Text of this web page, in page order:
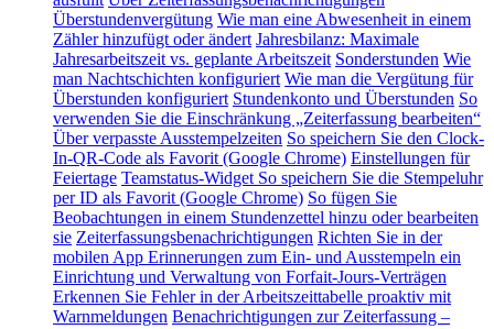
Überstundenvergütung Wie man eine Abwesenheit in einem
Zähler hinzufügt oder ändert Jahresbilanz: Maximale
Jahresarbeitszeit vs. geplante Arbeitszeit Sonderstunden Wie
man Nachtschichten konfiguriert Wie man die Vergütung für
Überstunden konfiguriert Stundenkonto und Überstunden So
verwenden Sie die Einschränkung „Zeiterfassung bearbeiten“
Über verpasste Ausstempelzeiten So speichern Sie den Clock-
In-QR-Code als Favorit (Google Chrome) Einstellungen für
Feiertage Teamstatus-Widget So speichern Sie die Stempeluhr
per ID als Favorit (Google Chrome) So fügen Sie
Beobachtungen in einem Stundenzettel hinzu oder bearbeiten
sie Zeiterfassungsbenachrichtigungen Richten Sie in der
mobilen App Erinnerungen zum Ein- und Ausstempeln ein
Einrichtung und Verwaltung von Forfait-Jours-Verträgen
Erkennen Sie Fehler in der Arbeitszeittabelle proaktiv mit
Warnmeldungen Benachrichtigungen zur Zeiterfassung –